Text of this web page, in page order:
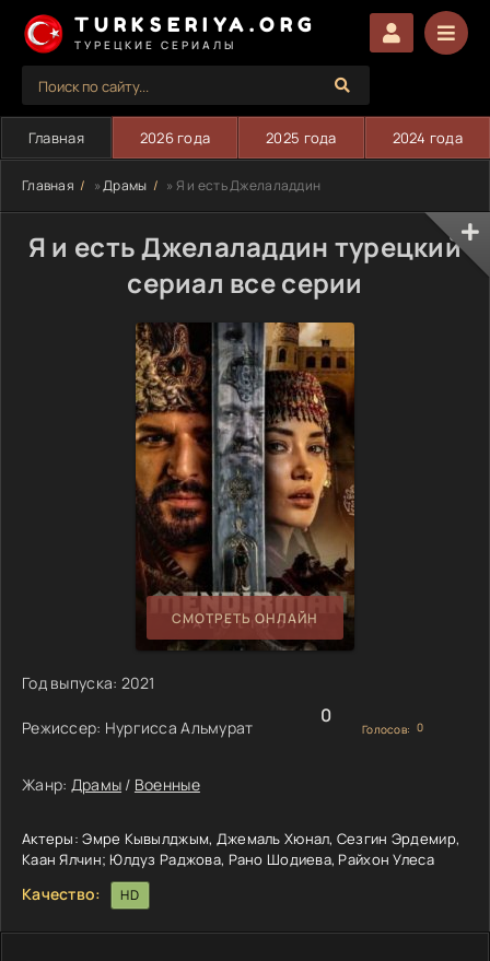
TURKSERIYA.ORG
ТУРЕЦКИЕ СЕРИАЛЫ
Главная 2026 года 2025 года 2024 года
Главная »Драмы » Я и есть Джелаладдин
Я и есть Джелаладдин турецкий
сериал все серии
СМОТРЕТЬ ОНЛАЙН
Год выпуска: 2021
Режиссер: Нургисса Альмурат
Жанр: Драмы / Военные
0
Голосов: 0
Актеры: Эмре Кывылджым, Джемаль Хюнал, Сезгин Эрдемир,
Каан Ялчин; Юлдуз Раджова, Рано Шодиева, Райхон Улеса
Качество: HD